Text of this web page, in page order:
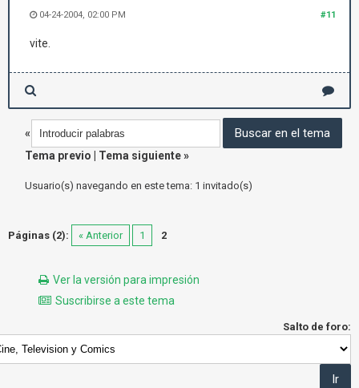
#11
04-24-2004, 02:00 PM
vite.
«
Tema previo
Tema siguiente»
Usuario(s) navegando en este tema: 1 invitado(s)
Páginas (2): « Anterior 1 2
Ver la versión para impresión
Suscribirse a este tema
Salto de foro: